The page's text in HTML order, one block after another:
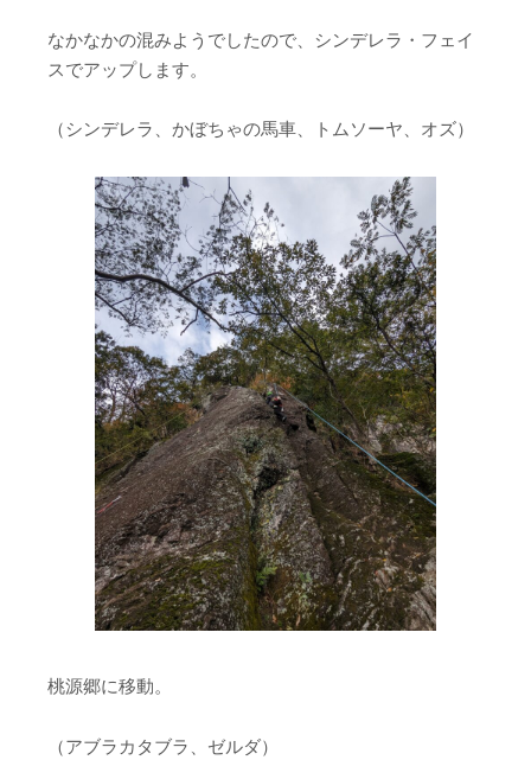
なかなかの混みようでしたので、シンデレラ・フェイ
スでアップします。
（シンデレラ、かぼちゃの馬車、トムソーヤ、オズ）
桃源郷に移動。
（アブラカタブラ、ゼルダ）